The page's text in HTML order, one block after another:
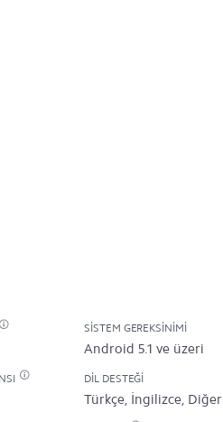
SISTEM GEREKSINIMI
Android 5.1 ve üzeri
DIL DESTEĞI
Türkçe, İngilizce, Diğer